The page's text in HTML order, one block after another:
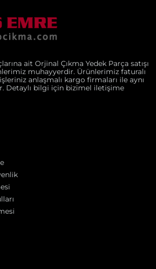
ait Orjinal Çıkma Yedek Parça satışı
muhayyerdir. Ürünlerimiz faturalı
anlaşmalı kargo firmaları ile aynı
Detaylı bilgi için bizimel iletişime